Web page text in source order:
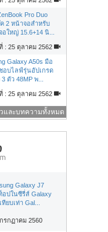
Pro Duo
2 หน้าจอสำหรับ
ใหญ่ 15.6+14 นิ...
: 25 ตุลาคม 2562
Galaxy A50s มือ
อบไลฟ์รุ่นอัปเกรด
ตัว 48MP พ...
: 25 ตุลาคม 2562
และบทความทั้งหมด
Galaxy J7
อปในซีรี่ส์ Galaxy
ยบเท่า Gal...
รกฏาคม 2560